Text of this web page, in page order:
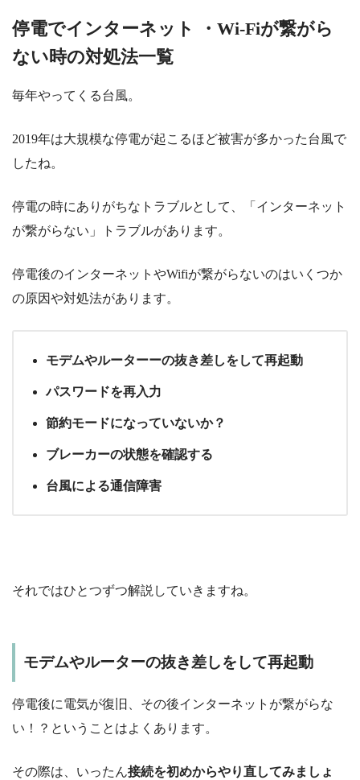
停電でインターネット ・Wi-Fiが繋がら
ない時の対処法一覧
毎年やってくる台風。
2019年は大規模な停電が起こるほど被害が多かった台風で
したね。
停電の時にありがちなトラブルとして、「インターネット
が繋がらない」トラブルがあります。
停電後のインターネットやWifiが繋がらないのはいくつか
の原因や対処法があります。
モデムやルーターーの抜き差しをして再起動
パスワードを再入力
節約モードになっていないか？
ブレーカーの状態を確認する
台風による通信障害
それではひとつずつ解説していきますね。
モデムやルーターの抜き差しをして再起動
停電後に電気が復旧、その後インターネットが繋がらな
い！？ということはよくあります。
その際は、いったん接続を初めからやり直してみましょ